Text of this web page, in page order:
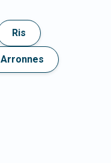
Ris
Arronnes